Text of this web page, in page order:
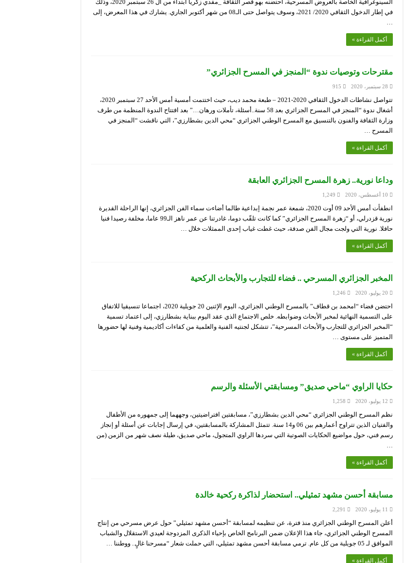
السينوغرافية الخاصة بالعروض المسرحية، احتضنه بهو قصر الثقافة _مفدي زكريا ابتداء من ال 26 سبتمبر 2020، وذلك
في إطار الدخول الثقافي 2020/ 2021، وسوف يتواصل حتى الـ08 من شهر أكتوبر الجاري. يشارك في هذا المعرض، إلى
…
أكمل القراءة »
مقترحات وتوصيات ندوة “المنجز في المسرح الجزائري”
28 سبتمبر، 2020 915
تتواصل نشاطات الدخول الثقافي 2020-2021 – طبعة محمد ديب، حيث اختتمت أمسية أمس الأحد 27 سبتمبر 2020،
أشغال ندوة “المنجز في المسرح الجزائري بعد 58 سنة..أسئلة، تأملات ورهان…” بعد افتتاح الندوة المنظمة من طرف
وزارة الثقافة والفنون بالتنسيق مع المسرح الوطني الجزائري “محي الدين بشطارزي”، التي ناقشت “المنجز في
المسرح …
أكمل القراءة »
وداعا نورية.. زهرة المسرح الجزائري العابقة
10 أغسطس، 2020 1,249
انطفأت أمس الأحد 09 أوت 2020، شمعة عمر نجمة إبداعية طالما أضاءت سماء الفن الجزائري، إنها الراحلة القديرة
نورية قزدرلي، أو “زهرة المسرح الجزائري” كما كانت تلقّب دوما، غادرتنا عن عمر ناهز الـ99 عاما، مخلفة رصيدا فنيا
حافلا. نورية التي ولجت مجال الفن صدفة، حيث غطت غياب إحدى الممثلات خلال …
أكمل القراءة »
المخبر الجزائري المسرحي .. فضاء للتجارب والأبحاث الركحية
20 يوليو، 2020 1,246
احتضن فضاء “امحمد بن قطاف” بالمسرح الوطني الجزائري، اليوم الإثنين 20 جويلية 2020، اجتماعا تنسيقيا للاتفاق
على التسمية النهائية لمخبر الأبحاث وضوابطه. خلص الاجتماع الذي عقد اليوم ببناية بشطارزي، إلى اعتماد تسمية
“المخبر الجزائري للتجارب والأبحاث المسرحية”، تتشكل لجنتيه الفنية والعلمية من كفاءات أكاديمية وفنية لها حضورها
المتميز على مستوى …
أكمل القراءة »
حكايا الراوي “ماحي صديق” ومسابقتي الأسئلة والرسم
12 يوليو، 2020 1,258
نظم المسرح الوطني الجزائري “محي الدين بشطارزي”، مسابقتين افتراضيتين، وجههما إلى جمهوره من الأطفال
والفتيان الذين تتراوح أعمارهم بين 06 و14 سنة. تتمثل المشاركة بالمسابقتين، في إرسال إجابات عن أسئلة أو إنجاز
رسم فني، حول مواضيع الحكايات الصوتية التي سردها الراوي المتجول، ماحي صديق، طيلة نصف شهر من الزمن (من
…
أكمل القراءة »
مسابقة أحسن مشهد تمثيلي.. استحضار لذاكرة ركحية خالدة
11 يوليو، 2020 2,291
أعلن المسرح الوطني الجزائري منذ فترة، عن تنظيمه لمسابقة “أحسن مشهد تمثيلي” حول عرض مسرحي من إنتاج
المسرح الوطني الجزائري، جاء هذا الإعلان ضمن البرنامج الخاص بإحياء الذكرى المزدوجة لعيدي الاستقلال والشباب
الموافق لـ 05 جويلية من كل عام. ترمي مسابقة أحسن مشهد تمثيلي، التي حملت شعار “مسرحنا غالٍ.. ووطننا …
أكمل القراءة »